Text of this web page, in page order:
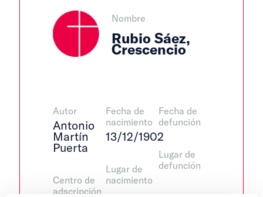
Nombre
Rubio Sáez,
Crescencio
Autor
Antonio
Martín
Puerta
Centro de
adscripción
Fecha de
nacimiento
13/12/1902
Lugar de
nacimiento
Fecha de
defunción
Lugar de
defunción